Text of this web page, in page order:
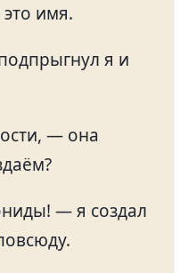
имя.
я и
— она
— я создал